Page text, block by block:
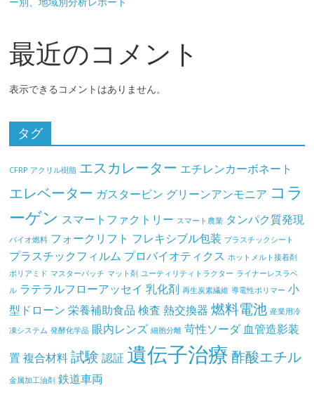
最近のコメント
表示できるコメントはありません。
タグ
CFRP アクリル樹脂 エスカレーター エチレンカーボネート
エレベーター ガスタービン グリーンアンモニア コラ
ーゲン スマートファクトリー スマート農業 タンパク質発現
バイオ燃料 フォークリフト フレキシブル包装 プラスチックシート
プラスチックフィルム プロバイオティクス ホットメルト接着剤
ポリアミド マスターバッチ マット剤 ユーティリティトラクター ライナーレスラベ
ル ラテラルフローアッセイ 乳化剤 再生炭素繊維 導電性ポリマー 小
型ドローン 栄養補助食品 検査 熱交換器 燃料電池 産業用冷
凍システム 発酵化学品 眼内レンズ 細胞分離 苛性ソーダ 血管造影装
置 複合材料 試験 認証 遺伝子治療 酢酸エチル
金属加工油剤 鉄道車両